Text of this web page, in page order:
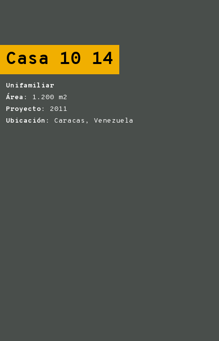
Casa 10 14
Unifamiliar
Área : 1.200 m2
Proyecto : 2011
Ubicación : Caracas, Venezuela